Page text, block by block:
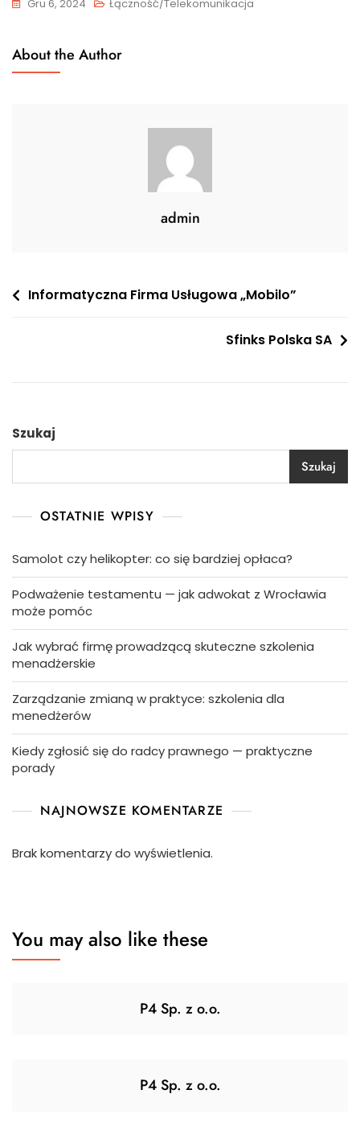
Gru 6, 2024 Łączność/Telekomunikacja
About the Author
admin
Nawigacja
Informatyczna Firma Usługowa „Mobilo”
Sfinks Polska SA
Szukaj
Szukaj
OSTATNIE WPISY
Samolot czy helikopter: co się bardziej opłaca?
Podważenie testamentu — jak adwokat z Wrocławia
może pomóc
Jak wybrać firmę prowadzącą skuteczne szkolenia
menadżerskie
Zarządzanie zmianą w praktyce: szkolenia dla
menedżerów
Kiedy zgłosić się do radcy prawnego — praktyczne
porady
NAJNOWSZE KOMENTARZE
Brak komentarzy do wyświetlenia.
You may also like these
P4 Sp. z o.o.
P4 Sp. z o.o.